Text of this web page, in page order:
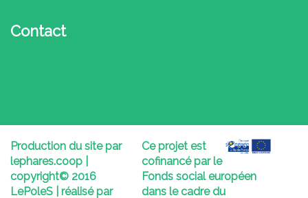
Contact
Production du site par
lephares.coop |
copyright© 2016
LePoleS | réalisé par
Ce projet est
cofinancé par le
Fonds social européen
dans le cadre du